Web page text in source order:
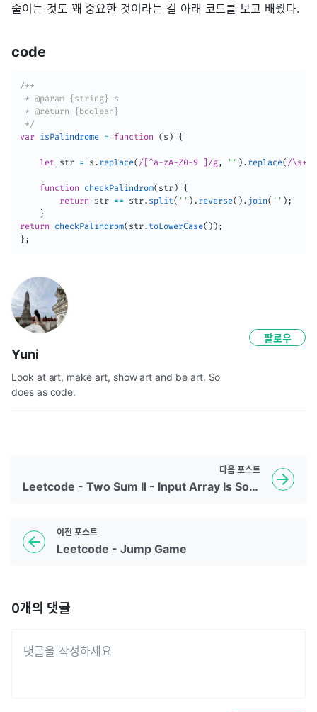
줄이는 것도 꽤 중요한 것이라는 걸 아래 코드를 보고 배웠다.
code
/**
* @param {string} s
* @return {boolean}
*/
var isPalindrome = function ( s ) {
let str = s . replace( /[^a-zA-Z0-9 ]/g, "" ) . replace( /\s+/g
function checkPalindrom( str)
{
return str == str. split( '' ) . reverse( ) . join( '' ) ;
}
return
checkPalindrom( str. toLowerCase( ) ) ;
} ;
Yuni
Look at art, make art, show art and be art. So
does as code.
팔로우
이전 포스트
Leetcode - Jump Game
다음 포스트
Leetcode - Two Sum II - Input Array Is Sorted
0개의 댓글